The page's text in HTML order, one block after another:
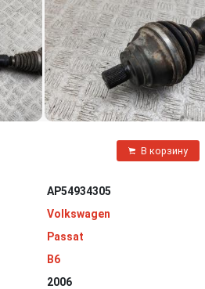
В корзину
AP54934305
Volkswagen
Passat
B6
2006